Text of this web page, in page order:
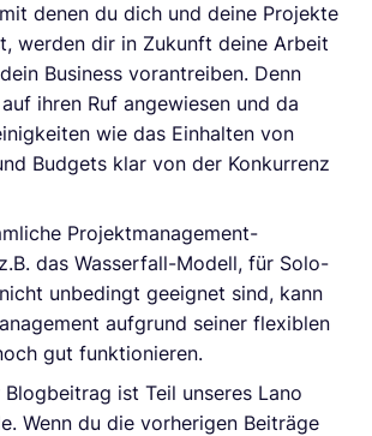
denen du dich und deine Projekte
werden dir in Zukunft deine Arbeit
Business vorantreiben. Denn
ihren Ruf angewiesen und da
wie das Einhalten von
Budgets klar von der Konkurrenz
Projektmanagement-
das Wasserfall-Modell, für Solo-
unbedingt geeignet sind, kann
aufgrund seiner flexiblen
gut funktionieren.
Blogbeitrag ist Teil unseres Lano
Wenn du die vorherigen Beiträge